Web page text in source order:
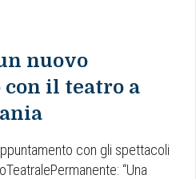
nuovo
il teatro a
con gli spettacoli
“Una